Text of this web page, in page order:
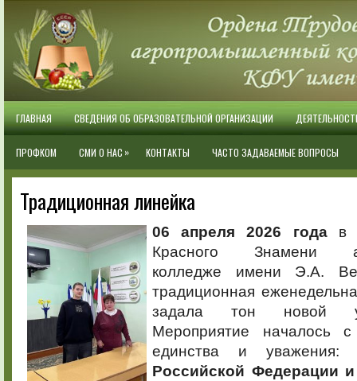
ГЛАВНАЯ СВЕДЕНИЯ ОБ ОБРАЗОВАТЕЛЬНОЙ ОРГАНИЗАЦИИ
ПРОФКОМ СМИ О НАС » КОНТАКТЫ ЧАСТО ЗАДАВАЕМЫЕ ВОПРОСЫ
Традиционная линейка
06 апреля 2026 годав
Красного Знамени
колледже имени Э.А.
традиционная
задала тон новой
Мероприятие началось
единства и уважения:
Российской Федерации